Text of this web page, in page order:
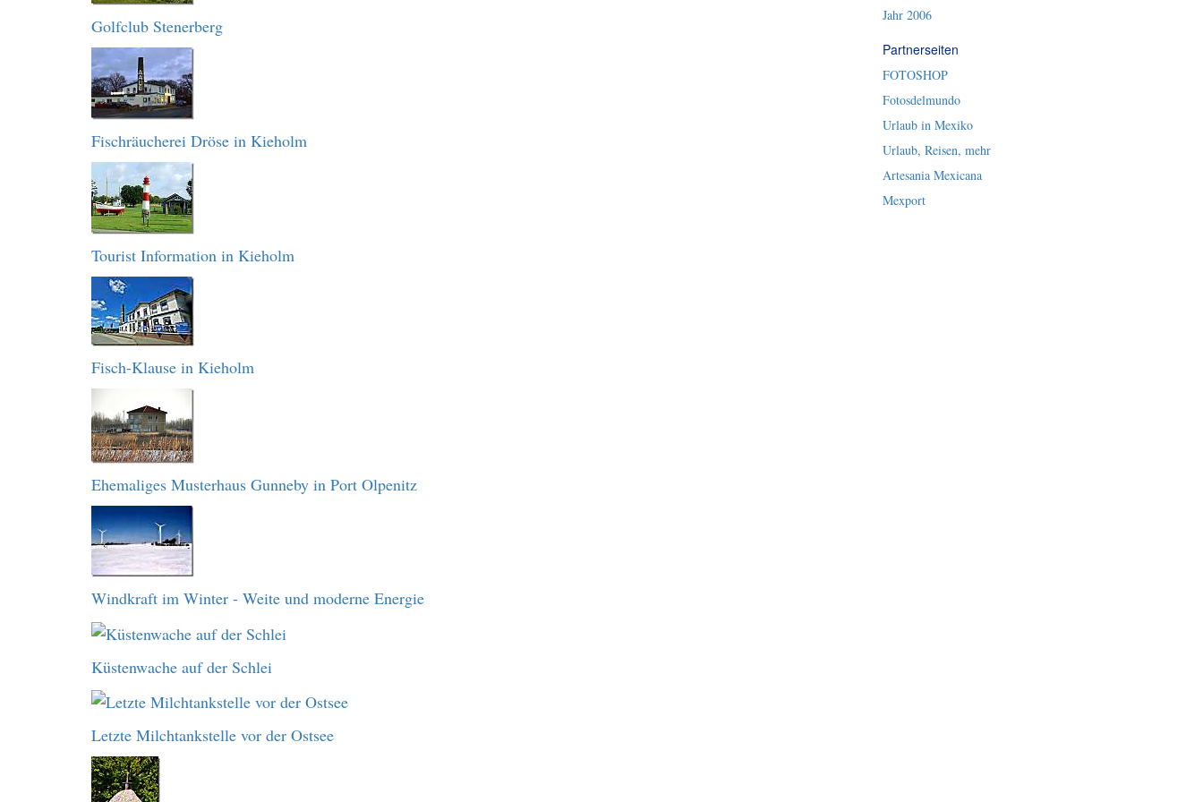
Golfclub Stenerberg
Fischräucherei Dröse in Kieholm
Tourist Information in Kieholm
Fisch-Klause in Kieholm
Ehemaliges Musterhaus Gunneby in Port Olpenitz
Windkraft im Winter - Weite und moderne Energie
Küstenwache auf der Schlei
Letzte Milchtankstelle vor der Ostsee
Jahr 2006
Partnerseiten
FOTOSHOP
Fotosdelmundo
Urlaub in Mexiko
Urlaub, Reisen, mehr
Artesania Mexicana
Mexport